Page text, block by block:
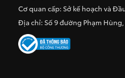
Cơ quan cấp: Sở kế hoạch và
Địa chỉ: Số 9 đường Phạm